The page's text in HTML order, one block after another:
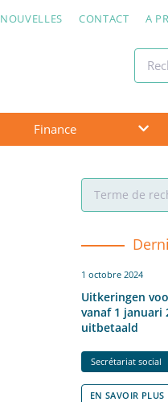
NOUVELLES CONTACT A
Finance
1 octobre 2024
Uitkeringen
vanaf 1 januari
uitbetaald
Secrétariat social
EN SAVOIR PLUS